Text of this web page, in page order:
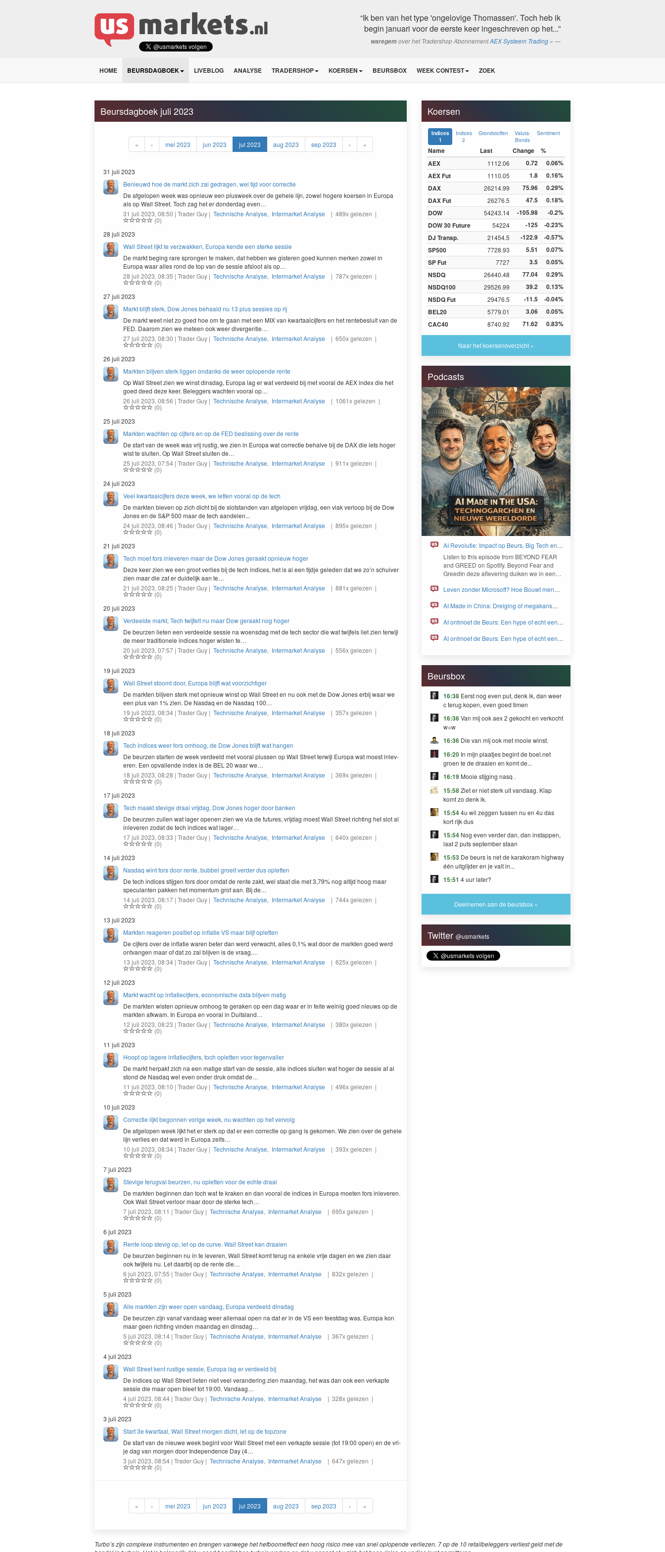
“Ik ben van het type 'ongelovige Thomassen'. Toch heb ik
begin januari voor de eerste keer ingeschreven op het...”
waregemover het Tradershop AbonnementAEX Systeem Trading »
HOME BEURSDAGBOEK LIVEBLOG ANALYSE TRADERSHOP KOERSEN BEURSBOX WEEK CONTEST ZOEK
Beursdagboek juli 2023
« ‹ mei 2023 jun 2023 jul 2023 aug 2023 sep 2023 › »
31 juli 2023
Benieuwd hoe de markt zich zal gedragen, wel tijd voor correctie
De afgelopen week was opnieuw een plusweek over de gehele lijn, zow­el hogere koersen in Europa
als op Wall Street. Toch zag het er don­derdag even…
31 juli 2023, 08:50 | Trader Guy | Technische Analyse, Intermarket Analyse | 489x gelezen |
(0)
28 juli 2023
Wall Street lijkt te verzwakken, Europa kende een sterke sessie
De markt beg­ing rare spron­gen te mak­en, dat hebben we gis­teren goed kun­nen merken zow­el in
Europa waar alles rond de top van de sessie afs­loot als op…
28 juli 2023, 08:35 | Trader Guy | Technische Analyse, Intermarket Analyse | 787x gelezen |
(0)
27 juli 2023
Markt blijft sterk, Dow Jones behaald nu 13 plus sessies op rij
De markt weet niet zo goed hoe om te gaan met een MIXvan kwartaal­ci­jfers en het rentebesluit van de
FED. Daarom zien we meteen ook weer divergentie…
27 juli 2023, 08:30 | Trader Guy | Technische Analyse, Intermarket Analyse | 650x gelezen |
(0)
26 juli 2023
Markten blijven sterk liggen ondanks de weer oplopende rente
Op Wall Street zien we winst dins­dag, Europa lag er wat verdeeld bij met vooral de AEXindex die het
goed deed deze keer. Beleg­gers wacht­en vooral op…
26 juli 2023, 08:56 | Trader Guy | Technische Analyse, Intermarket Analyse | 1061x gelezen |
(0)
25 juli 2023
Markten wachten op cijfers en op de FED beslissing over de rente
De start van de week was vrij rustig, we zien in Europa wat cor­rec­tie behalve bij de DAXdie iets hoger
wist te sluiten. Op Wall Street sluiten de…
25 juli 2023, 07:54 | Trader Guy | Technische Analyse, Intermarket Analyse | 911x gelezen |
(0)
24 juli 2023
Veel kwartaalcijfers deze week, we letten vooral op de tech
De markten bleven op zich dicht bij de slotstanden van afgelopen vrijdag, een vlak verloop bij de Dow
Jones en de S&P 500 maar de tech aandelen...
24 juli 2023, 08:46 | Trader Guy | Technische Analyse, Intermarket Analyse | 895x gelezen |
(0)
21 juli 2023
Tech moet fors inleveren maar de Dow Jones geraakt opnieuw hoger
Deze keer zien we een groot ver­lies bij de tech indices, het is al een tijd­je gele­den dat we zo’n schuiver
zien maar die zat er duidelijk aan te…
21 juli 2023, 08:25 | Trader Guy | Technische Analyse, Intermarket Analyse | 881x gelezen |
(0)
20 juli 2023
Verdeelde markt, Tech twijfelt nu maar Dow geraakt nog hoger
De beurzen lieten een verdeelde sessie na woens­dag met de tech sec­tor die wat twi­jfels liet zien ter­wi­jl
de meer tra­di­tionele indices hoger wis­ten te…
20 juli 2023, 07:57 | Trader Guy | Technische Analyse, Intermarket Analyse | 556x gelezen |
(0)
19 juli 2023
Wall Street stoomt door, Europa blijft wat voorzichtiger
De mark­ten bli­jven sterk met opnieuw winst op Wall Street en nu ook met de Dow Jones erbij waar we
een plus van 1% zien. De Nas­daq en de Nas­daq 100…
19 juli 2023, 08:34 | Trader Guy | Technische Analyse, Intermarket Analyse | 357x gelezen |
(0)
18 juli 2023
Tech indices weer fors omhoog, de Dow Jones blijft wat hangen
De beurzen starten de week verdeeld met vooral plussen op Wall Street ter­wi­jl Europa wat moest inlev­
eren. Een opval­lende index is de BEL 20 waar we…
18 juli 2023, 08:28 | Trader Guy | Technische Analyse, Intermarket Analyse | 369x gelezen |
(0)
17 juli 2023
Tech maakt stevige draai vrijdag, Dow Jones hoger door banken
De beurzen zullen wat lager ope­nen zien we via de futures, vri­jdag moest Wall Street richt­ing het slot al
inlev­eren zodat de tech indices wat lager…
17 juli 2023, 08:33 | Trader Guy | Technische Analyse, Intermarket Analyse | 640x gelezen |
(0)
14 juli 2023
Nasdaq wint fors door rente, bubbel groeit verder dus opletten
De tech indices sti­j­gen fors door omdat de rente zakt, wel staat die met3,79% nog alti­jd hoog maar
spec­u­lanten pakken het momen­tum grof aan. Bij de…
14 juli 2023, 08:17 | Trader Guy | Technische Analyse, Intermarket Analyse | 744x gelezen |
(0)
13 juli 2023
Markten reageren positief op inflatie VS maar blijf opletten
De cijfers over de inflatie waren beter dan werd verwacht, alles0,1% wat door de mark­ten goed werd
ont­van­gen maar of dat zo zal bli­jven is de vraag.…
13 juli 2023, 08:34 | Trader Guy | Technische Analyse, Intermarket Analyse | 625x gelezen |
(0)
12 juli 2023
Markt wacht op inflatiecijfers, economische data blijven matig
De mark­ten wis­ten opnieuw omhoog te ger­ak­en op een dag waar er in feite weinig goed nieuws op de
mark­ten afk­wam. In Europa en vooral in Duitsland…
12 juli 2023, 08:23 | Trader Guy | Technische Analyse, Intermarket Analyse | 380x gelezen |
(0)
11 juli 2023
Hoopt op lagere inflatiecijfers, toch opletten voor tegenvaller
De markt her­pakt zich na een matige start van de sessie, alle indices sluiten wat hoger de sessie af al
stond de Nas­daq wel even onder druk omdat de…
11 juli 2023, 08:10 | Trader Guy | Technische Analyse, Intermarket Analyse | 496x gelezen |
(0)
10 juli 2023
Correctie lijkt begonnen vorige week, nu wachten op het vervolg
De afgelopen week lijkt het er sterk op dat er een cor­rec­tie op gang is gekomen. We zien over de gehele
lijn ver­lies en dat werd in Europa zelfs…
10 juli 2023, 08:34 | Trader Guy | Technische Analyse, Intermarket Analyse | 393x gelezen |
(0)
7 juli 2023
Stevige terugval beurzen, nu opletten voor de echte draai
De mark­ten begin­nen dan toch wat te krak­en en dan vooral de indices in Europa moeten fors inlev­eren.
Ook Wall Street ver­loor maar door de sterke tech…
7 juli 2023, 08:11 | Trader Guy | Technische Analyse, Intermarket Analyse | 695x gelezen |
(0)
6 juli 2023
Rente loop stevig op, let op de curve. Wall Street kan draaien
De beurzen begin­nen nu in te lev­eren, Wall Street komt terug na enkele vri­je dagen en we zien daar
ook twi­jfels nu. Let daar­bij op de rente die…
6 juli 2023, 07:55 | Trader Guy | Technische Analyse, Intermarket Analyse | 832x gelezen |
(0)
5 juli 2023
Alle markten zijn weer open vandaag, Europa verdeeld dinsdag
De beurzen zijn vanaf van­daag weer alle­maal open na dat er in de VSeen feestdag was, Europa kon
maar geen richt­ing vin­den maandag en dinsdag…
5 juli 2023, 08:14 | Trader Guy | Technische Analyse, Intermarket Analyse | 367x gelezen |
(0)
4 juli 2023
Wall Street kent rustige sessie, Europa lag er verdeeld bij
De indices op Wall Street lieten niet veel veran­der­ing zien maandag, het was dan ook een verkapte
sessie die maar open bleef tot 19:00. Vandaag…
4 juli 2023, 08:44 | Trader Guy | Technische Analyse, Intermarket Analyse | 328x gelezen |
(0)
3 juli 2023
Start 3e kwartaal, Wall Street morgen dicht, let op de topzone
De start van de nieuwe week begint voor Wall Street met een verkapte sessie (tot 19:00 open) en de vri­
je dag van mor­gen door Inde­pen­dence Day (4…
3 juli 2023, 08:54 | Trader Guy | Technische Analyse, Intermarket Analyse | 647x gelezen |
(0)
« ‹ mei 2023 jun 2023 jul 2023 aug 2023 sep 2023 › »
Koersen
Indices
1
Indices
2
Grondstoffen
Valuta-
Bonds
Sentiment
Name Last Change
%
AEX
1112.06 0.72
0.06%
AEX Fut
1110.05 1.8
0.16%
DAX
26214.99 75.96
0.29%
DAX Fut
26276.5 47.5
0.18%
DOW
54243.14 -105.98
-0.2%
DOW 30 Future
54224 -125
-0.23%
DJ Transp.
21454.5 -122.9
-0.57%
SP500
7728.93 5.51
0.07%
SP Fut
7727 3.5
0.05%
NSDQ
26440.48 77.04
0.29%
NSDQ100
29526.99 39.2
0.13%
NSDQ Fut
29476.5 -11.5
-0.04%
BEL20
5779.01 3.06
0.05%
CAC40
8740.92 71.62 0.83%
Naar het koersenoverzicht »
Podcasts
AI Revolutie: Impact op Beurs, Big Tech en
Nieuwe Wereldorde - BEYOND FEAR and
GREED
Lis­ten to this episode from BEYOND FEAR
andGREED on Spo­ti­fy. Beyond Fear and
Greed­In deze aflev­er­ing duiken we in een…
Leven zonder Microsoft? Hoe Bouwt men
BEYOND FEAR and GREED
AI Made in China: Dreiging of megakans
GREED
AI ontmoet de Beurs: Een hype of echt een
GREED
AI ontmoet de Beurs: Een hype of echt een
Beursbox
16:38 Eerst nog even put, denk ik, dan weer
c terug kopen, even goed timen
16:36Van mij ook aex 2 gekocht en verkocht
w=w
16:36 Die van mij ook met mooie winst.
16:20 In mijn plaatjes begint de boel.net
groen te de draaien en komt de...
16:19 Mooie stijging nasq .
15:58Ziet er niet sterk uit vandaag. Klap
komt zo denk ik.
15:544u wil zeggen tussen nu en 4u das
kort rijk dus
15:54 Nog even verder dan, dan instappen,
laat 2 puts september staan
15:53 De beurs is net de karakoram highway
één uitglijder en je valt in...
15:51 4 uur later?
Deelnemen aan de beursbox »
Twitter@usmarkets
Turbo’s zijn complexe instrumenten en brengen vanwege het hefboomeffect een hoog risico mee van snel oplopende verliezen. 7 op de 10 retailbeleggers verliest geld met de